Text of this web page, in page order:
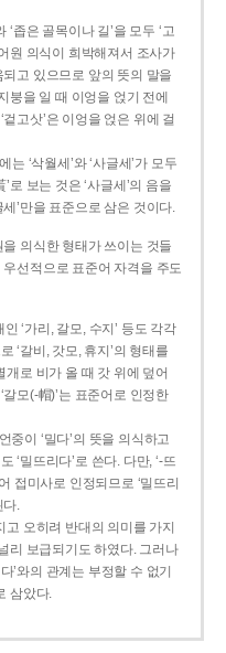
좁은 골목이나 길’을 모두 ‘고
원 의식이 희박해져서 조사가
고 있으므로 앞의 뜻의 말을
붕을 일 때 이엉을 얹기 전에
고삿’은 이엉을 얹은 위에 걸
‘삭월세’와 ‘사글세’가 모두
로 보는 것은 ‘사글세’의 음을
’만을 표준으로 삼은 것이다.
의식한 형태가 쓰이는 것들
선적으로 표준어 자격을 주도
‘가리, 갈모, 수지’ 등도 각각
‘갈비, 갓모, 휴지’의 형태를
개로 비가 올 때 갓 위에 덮어
모(-帽)’는 표준어로 인정한
중이 ‘밀다’의 뜻을 의식하고
‘밀뜨리다’로 쓴다. 다만, ‘-뜨
접미사로 인정되므로 ‘밀뜨리
다.
고 오히려 반대의 의미를 가지
리 보급되기도 하였다. 그러나
’와의 관계는 부정할 수 없기
삼았다.